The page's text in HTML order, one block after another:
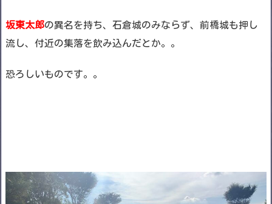
坂東太郎の異名を持ち、石倉城のみならず、前橋城も押し
流し、付近の集落を飲み込んだとか。。
恐ろしいものです。。